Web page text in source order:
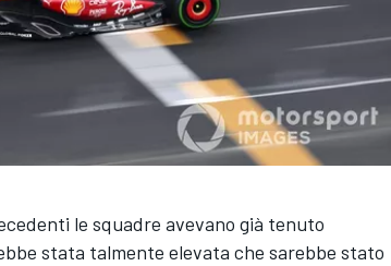
le squadre avevano già tenuto
stata talmente elevata che sarebbe stato